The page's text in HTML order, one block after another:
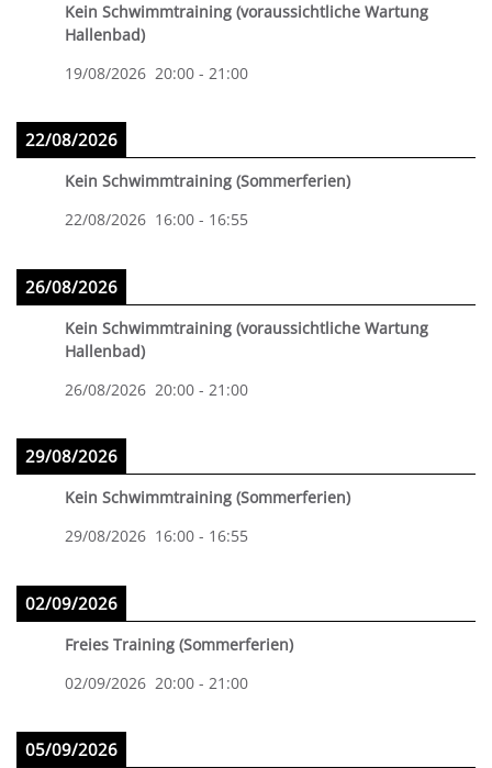
Kein Schwimmtraining (voraussichtliche Wartung
Hallenbad)
19/08/2026 20:00 - 21:00
22/08/2026
Kein Schwimmtraining (Sommerferien)
22/08/2026 16:00 - 16:55
26/08/2026
Kein Schwimmtraining (voraussichtliche Wartung
Hallenbad)
26/08/2026 20:00 - 21:00
29/08/2026
Kein Schwimmtraining (Sommerferien)
29/08/2026 16:00 - 16:55
02/09/2026
Freies Training (Sommerferien)
02/09/2026 20:00 - 21:00
05/09/2026